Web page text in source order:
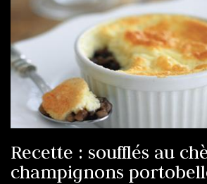
Recette : soufflés au
champignons